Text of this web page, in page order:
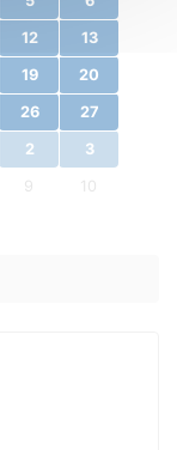
12 13
19 20
26 27
2 3
9 10